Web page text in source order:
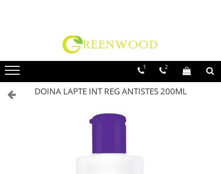
Produse Curatenie
Detergenti Rufe
Detergent Rufe Pudra
Detergent Rufe Lichid
1 2
DOINA LAPTE INT REG ANTISTES 200ML